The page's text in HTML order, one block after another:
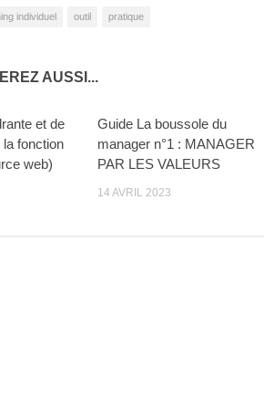
individuel outil pratique
AUSSI...
et de
la fonction
web)
Guide La boussole du
manager n°1 : MANAGER
PAR LES VALEURS
14 AVRIL 2023